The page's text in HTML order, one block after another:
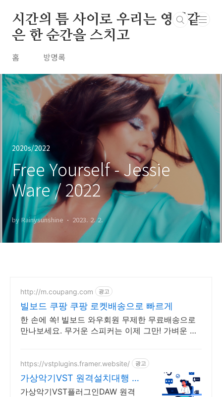
시간의 틈 사이로 우리는 영원같
은 한 순간을 스치고
홈 방명록
2020s/2022
Free Yourself - Jessie
Ware / 2022
by Rainysunshine 2023. 2. 2.
http://m.coupang.com 광고
빌보드 쿠팡 쿠팡 로켓배송으로 빠르게
한 손에 쏙! 빌보드 와우회원 무제한 무료배송으로
만나보세요. 무거운 스피커는 이제 그만! 가벼운 미
https://vstplugins.framer.website/ 광고
가상악기VST 원격설치대행 가
상악기플러그인 원격설치대행
가상악기VST플러그인DAW 원격